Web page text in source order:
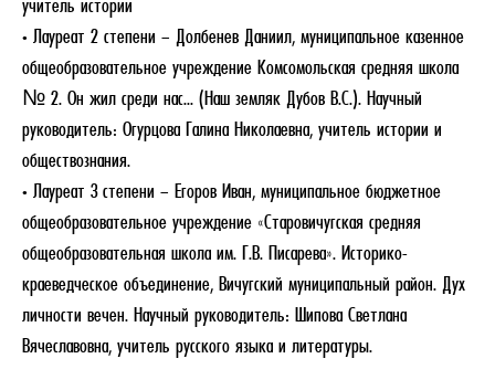
учитель истории
• Лауреат 2 степени – Долбенев Даниил, муниципальное казенное
общеобразовательное учреждение Комсомольская средняя школа
№ 2. Он жил среди нас... (Наш земляк Дубов В.С.). Научный
руководитель: Огурцова Галина Николаевна, учитель истории и
обществознания.
• Лауреат 3 степени – Егоров Иван, муниципальное бюджетное
общеобразовательное учреждение «Старовичугская средняя
общеобразовательная школа им. Г.В. Писарева». Историко-
краеведческое объединение, Вичугский муниципальный район. Дух
личности вечен. Научный руководитель: Шипова Светлана
Вячеславовна, учитель русского языка и литературы.